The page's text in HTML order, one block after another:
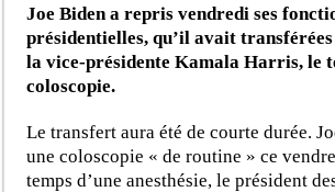
Joe Biden a repris vendredi ses
présidentielles, qu’il avait
la vice-présidente Kamala Harris, le
coloscopie.
Le transfert aura été de courte durée.
une coloscopie « de routine » ce
temps d’une anesthésie, le président